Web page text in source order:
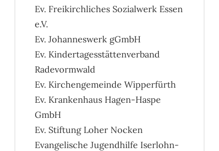
Ev. Freikirchliches Sozialwerk Essen
e.V.
Ev. Johanneswerk gGmbH
Ev. Kindertagesstättenverband
Radevormwald
Ev. Kirchengemeinde Wipperfürth
Ev. Krankenhaus Hagen-Haspe
GmbH
Ev. Stiftung Loher Nocken
Evangelische Jugendhilfe Iserlohn-